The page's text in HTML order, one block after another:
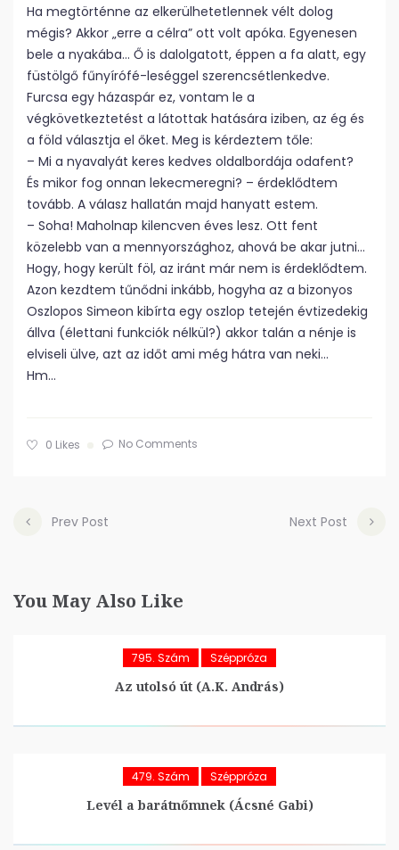
Ha megtörténne az elkerülhetetlennek vélt dolog
mégis? Akkor „erre a célra” ott volt apóka. Egyenesen
bele a nyakába… Ő is dalolgatott, éppen a fa alatt, egy
füstölgő fűnyírófé-leséggel szerencsétlenkedve.
Furcsa egy házaspár ez, vontam le a
végkövetkeztetést a látottak hatására iziben, az ég és
a föld választja el őket. Meg is kérdeztem tőle:
– Mi a nyavalyát keres kedves oldalbordája odafent?
És mikor fog onnan lekecmeregni? – érdeklődtem
tovább. A válasz hallatán majd hanyatt estem.
– Soha! Maholnap kilencven éves lesz. Ott fent
közelebb van a mennyországhoz, ahová be akar jutni…
Hogy, hogy került föl, az iránt már nem is érdeklődtem.
Azon kezdtem tűnődni inkább, hogyha az a bizonyos
Oszlopos Simeon kibírta egy oszlop tetején évtizedekig
állva (élettani funkciók nélkül?) akkor talán a nénje is
elviseli ülve, azt az időt ami még hátra van neki…
Hm…
0 Likes No Comments
Prev Post Next Post
You May Also Like
795. Szám Széppróza
Az utolsó út (A.K. András)
479. Szám Széppróza
Levél a barátnőmnek (Ácsné Gabi)